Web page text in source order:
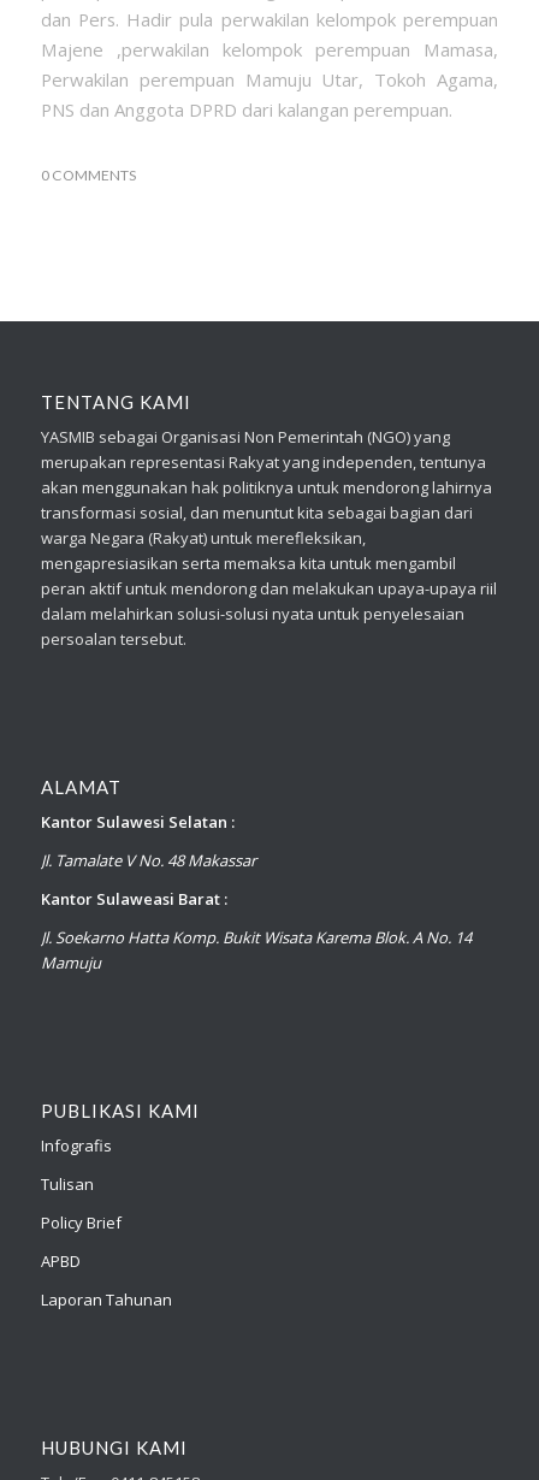
dan Pers. Hadir pula perwakilan kelompok perempuan
Majene ,perwakilan kelompok perempuan Mamasa,
Perwakilan perempuan Mamuju Utar, Tokoh Agama,
PNS dan Anggota DPRD dari kalangan perempuan.
0 COMMENTS
TENTANG KAMI
YASMIB sebagai Organisasi Non Pemerintah (NGO) yang
merupakan representasi Rakyat yang independen, tentunya
akan menggunakan hak politiknya untuk mendorong lahirnya
transformasi sosial, dan menuntut kita sebagai bagian dari
warga Negara (Rakyat) untuk merefleksikan,
mengapresiasikan serta memaksa kita untuk mengambil
peran aktif untuk mendorong dan melakukan upaya-upaya riil
dalam melahirkan solusi-solusi nyata untuk penyelesaian
persoalan tersebut.
ALAMAT
Kantor Sulawesi Selatan :
Jl. Tamalate V No. 48 Makassar
Kantor Sulaweasi Barat :
Jl. Soekarno Hatta Komp. Bukit Wisata Karema Blok. A No. 14
Mamuju
PUBLIKASI KAMI
Infografis
Tulisan
Policy Brief
APBD
Laporan Tahunan
HUBUNGI KAMI